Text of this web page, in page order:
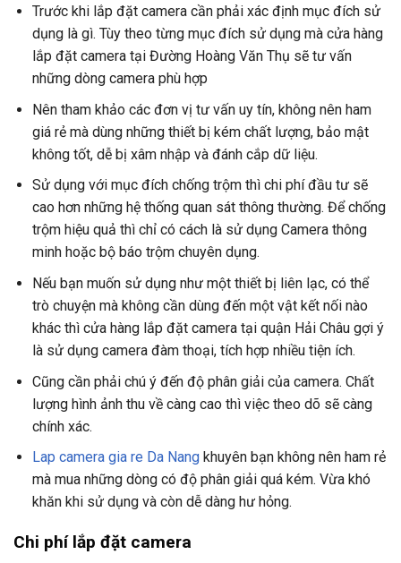
Trước khi lắp đặt camera cần phải xác định mục đích sử
dụng là gì. Tùy theo từng mục đích sử dụng mà cửa hàng
lắp đặt camera tại Đường Hoàng Văn Thụ sẽ tư vấn
những dòng camera phù hợp
Nên tham khảo các đơn vị tư vấn uy tín, không nên ham
giá rẻ mà dùng những thiết bị kém chất lượng, bảo mật
không tốt, dễ bị xâm nhập và đánh cắp dữ liệu.
Sử dụng với mục đích chống trộm thì chi phí đầu tư sẽ
cao hơn những hệ thống quan sát thông thường. Để chống
trộm hiệu quả thì chỉ có cách là sử dụng Camera thông
minh hoặc bộ báo trộm chuyên dụng.
Nếu bạn muốn sử dụng như một thiết bị liên lạc, có thể
trò chuyện mà không cần dùng đến một vật kết nối nào
khác thì cửa hàng lắp đặt camera tại quận Hải Châu gợi ý
là sử dụng camera đàm thoại, tích hợp nhiều tiện ích.
Cũng cần phải chú ý đến độ phân giải của camera. Chất
lượng hình ảnh thu về càng cao thì việc theo dõ sẽ càng
chính xác.
Lap camera gia re Da Nangkhuyên bạn không nên ham rẻ
mà mua những dòng có độ phân giải quá kém. Vừa khó
khăn khi sử dụng và còn dễ dàng hư hỏng.
Chi phí lắp đặt camera